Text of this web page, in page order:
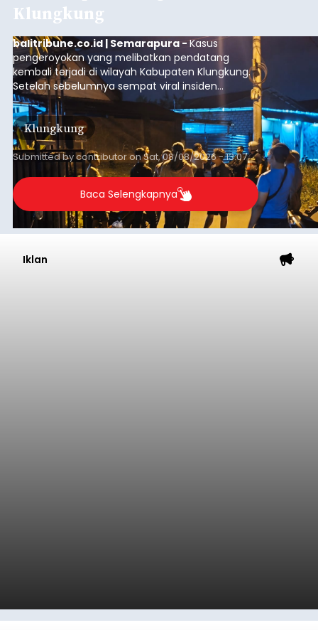
Klungkung
balitribune.co.id | Semarapura -Kasus
pengeroyokan yang melibatkan pendatang
kembali terjadi di wilayah Kabupaten Klungkung.
Setelah sebelumnya sempat viral insiden
keributan di barat Pasar Galiran, peristiwa serupa
kini menimpa seorang pemuda asal Kabupaten
Sumba Barat Daya (SBD), Nusa Tenggara Timur
(NTT).
Klungkung
Submitted bycontributoronSat, 08/08/2026 - 13:07
Baca Selengkapnya
Iklan